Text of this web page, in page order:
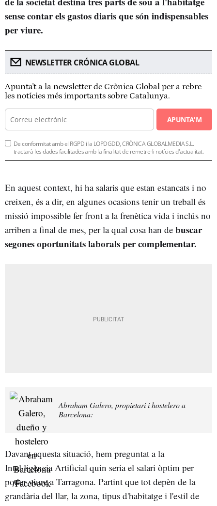
sense contar els gastos diaris que són indispensables
per viure.
NEWSLETTER CRÓNICA GLOBAL
Apunta't a la newsletter de Crònica Global per a rebre
les notícies més importants sobre Catalunya.
APUNTA'M
De conformitat amb el RGPD i la LOPDGDD, CRÒNICA GLOBALMEDIA S.L.
tractarà les dades facilitades amb la finalitat de remetre-li notícies d'actualitat.
En aquest context, hi ha salaris que estan estancats i no
creixen, és a dir, en algunes ocasions tenir un treball és
missió impossible fer front a la frenètica vida i inclús no
arriben a final de mes, per la qual cosa han de buscar
segones oportunitats laborals per complementar.
Abraham Galero, propietari i hostelero a
Barcelona:
Davant aquesta situació, hem preguntat a la
Intel·ligència Artificial quin seria el salari òptim per
poder viure a Tarragona. Partint que tot depèn de la
grandària del llar, la zona, tipus d'habitatge i l'estil de